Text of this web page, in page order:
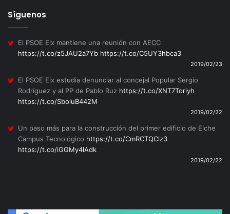
Síguenos
El PSOE Elx mantiene una reunión con AECC
https://t.co/z5JAU2a7Yb https://t.co/C5UY3hbca3
2019/02/23
El PSOE Elx estudia denunciar al concejal Popular Sergio
Rodríguez y al PP de Pablo Ruz https://t.co/XNT7Toriyh
https://t.co/SboiuB442M
2019/02/22
Un paso más para la construcción del primer edificio de Elche
Campus Tecnológico https://t.co/CmRCTQClz3
https://t.co/iGGMy4lAdk
2019/02/22